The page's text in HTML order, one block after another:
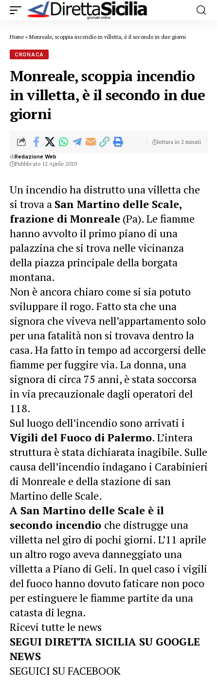
Home » Monreale, scoppia incendio in villetta, è il secondo in due giorni
CRONACA
Monreale, scoppia incendio
in villetta, è il secondo in due
giorni
diRedazione Web
Pubblicato 12 Aprile 2020
lettura in 2 minuti
Un incendio ha distrutto una villetta che
si trova a San Martino delle Scale,
frazione di Monreale (Pa). Le fiamme
hanno avvolto il primo piano di una
palazzina che si trova nelle vicinanza
della piazza principale della borgata
montana.
Non è ancora chiaro come si sia potuto
sviluppare il rogo. Fatto sta che una
signora che viveva nell’appartamento solo
per una fatalità non si trovava dentro la
casa. Ha fatto in tempo ad accorgersi delle
fiamme per fuggire via. La donna, una
signora di circa 75 anni, è stata soccorsa
in via precauzionale dagli operatori del
118.
Sul luogo dell’incendio sono arrivati i
Vigili del Fuoco di Palermo. L’intera
struttura è stata dichiarata inagibile. Sulle
causa dell’incendio indagano i Carabinieri
di Monreale e della stazione di san
Martino delle Scale.
A San Martino delle Scale è il
secondo incendio che distrugge una
villetta nel giro di pochi giorni. L’11 aprile
un altro rogo aveva danneggiato una
villetta a Piano di Geli. In quel caso i vigili
del fuoco hanno dovuto faticare non poco
per estinguere le fiamme partite da una
catasta di legna.
Ricevi tutte le news
SEGUI DIRETTA SICILIA SU GOOGLE
NEWS
SEGUICI SU FACEBOOK